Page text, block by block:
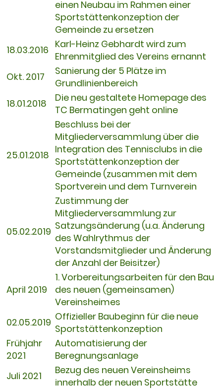
einen Neubau im Rahmen einer
Sportstättenkonzeption der
Gemeinde zu ersetzen
18.03.2016 Karl-Heinz Gebhardt wird zum
Ehrenmitglied des Vereins ernannt
Okt. 2017
Sanierung der 5 Plätze im
Grundlinienbereich
18.01.2018
Die neu gestaltete Homepage des
TC Bermatingen geht online
25.01.2018
Beschluss bei der
Mitgliederversammlung über die
Integration des Tennisclubs in die
Sportstättenkonzeption der
Gemeinde (zusammen mit dem
Sportverein und dem Turnverein
05.02.2019
Zustimmung der
Mitgliederversammlung zur
Satzungsänderung (u.a. Änderung
des Wahlrythmus der
Vorstandsmitglieder und Änderung
der Anzahl der Beisitzer)
April 2019
1. Vorbereitungsarbeiten für den Bau
des neuen (gemeinsamen)
Vereinsheimes
02.05.2019 Offizieller Baubeginn für die neue
Sportstättenkonzeption
Frühjahr
2021
Automatisierung der
Beregnungsanlage
Juli 2021
Bezug des neuen Vereinsheims
innerhalb der neuen Sportstätte